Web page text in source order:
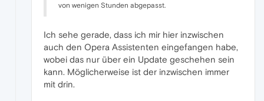
von wenigen Stunden abgepasst.
Ich sehe gerade, dass ich mir hier inzwischen
auch den Opera Assistenten eingefangen habe,
wobei das nur über ein Update geschehen sein
kann. Möglicherweise ist der inzwischen immer
mit drin.